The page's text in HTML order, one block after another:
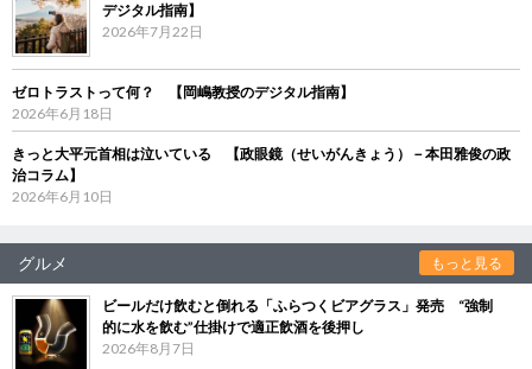
デジタル指南】
2026年7月22日
ゼロトラストって何？ 【岡嶋教授のデジタル指南】
2026年6月18日
きっと大平元首相は泣いている 【政眼鏡（せいがんきょう）－本田雅俊の政
治コラム】
2026年6月10日
グルメ もっと見る
ビールだけ飲むと倒れる「ふらつくビアグラス」発売 “強制
的に水を飲む”仕掛けで適正飲酒を後押し
2026年8月7日